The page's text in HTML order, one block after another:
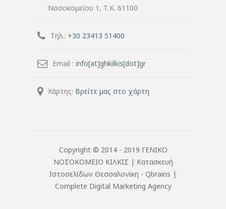
Νοσοκομείου 1, Τ.Κ. 61100
Τηλ.: +30 23413 51400
Email : info[at]ghkilkis[dot]gr
Χάρτης: Βρείτε μας στο χάρτη
Copyright © 2014 - 2019 ΓΕΝΙΚΟ
ΝΟΣΟΚΟΜΕΙΟ ΚΙΛΚΙΣ | Κατασκευή
Ιστοσελίδων Θεσσαλονίκη - Qbrains |
Complete Digital Marketing Agency